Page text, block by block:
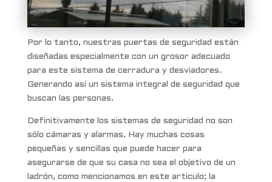
Por lo tanto, nuestras puertas de seguridad están
diseñadas especialmente con un grosor adecuado
para este sistema de cerradura y desviadores.
Generando así un sistema integral de seguridad que
buscan las personas.
Definitivamente los sistemas de seguridad no son
sólo cámaras y alarmas. Hay muchas cosas
pequeñas y sencillas que puede hacer para
asegurarse de que su casa no sea el objetivo de un
ladrón, como mencionamos en este articulo; la